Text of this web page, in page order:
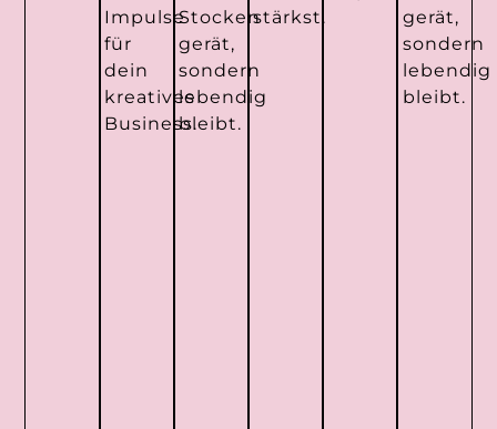
Impulse
für
dein
kreatives
Business.
Stocken
gerät,
sondern
lebendig
bleibt.
stärkst.
gerät,
sondern
lebendig
bleibt.